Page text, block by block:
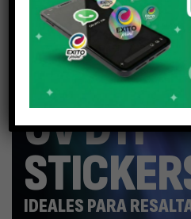
En promoción
UV DTF
IDEALES PARA